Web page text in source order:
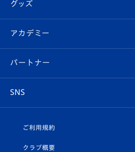
チケット
イベント
メディア
ホームタウン
スタッフプロフィール
マスコット紹介
Revive Team
ヴィヴィくんの長崎おもてなしガイド
フォトギャラリー
スタジアムグルメ
V-LOVERS（ファンクラブ）
プレイヤーズスイート
グッズ
オンラインショップ
店舗情報
アカデミー
育成からのお知らせ
U-18
パートナー
SNS
ヴィヴィくんインスタグラム
ご利用規約
クラブ概要